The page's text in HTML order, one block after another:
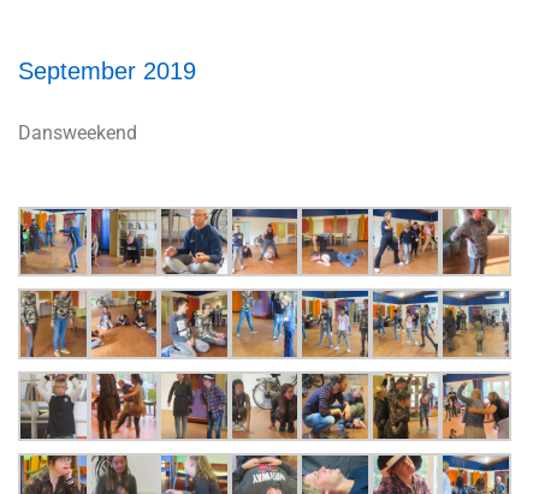
September 2019
Dansweekend